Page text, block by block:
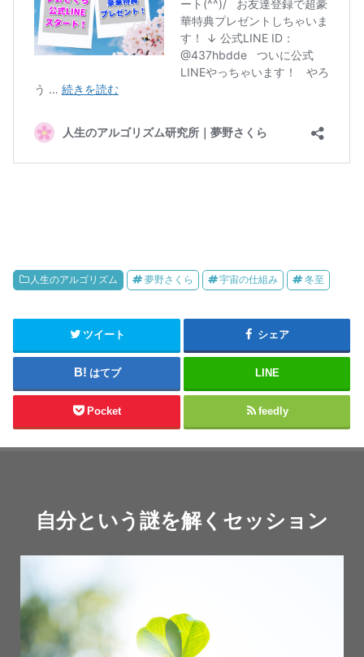
人生のアルゴリズム 夢野さくら 宇宙の仕組み 冬至
ツイート シェア
はてブ LINE
Pocket feedly
自分という謎を解くセッション